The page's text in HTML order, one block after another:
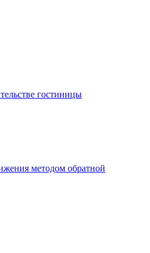
гостиницы
методом обратной